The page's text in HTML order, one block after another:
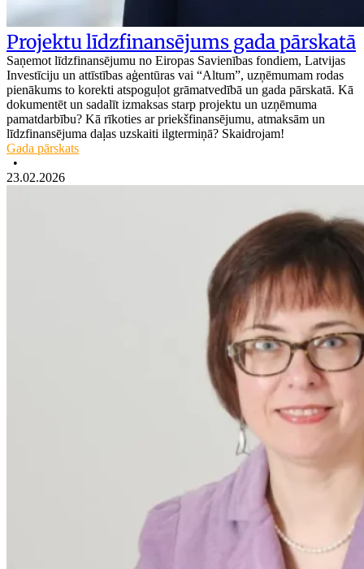
Projektu līdzfinansējums gada pārskatā
Saņemot līdzfinansējumu no Eiropas Savienības fondiem, Latvijas
Investīciju un attīstības aģentūras vai “Altum”, uzņēmumam rodas
pienākums to korekti atspoguļot grāmatvedībā un gada pārskatā. Kā
dokumentēt un sadalīt izmaksas starp projektu un uzņēmuma
pamatdarbību? Kā rīkoties ar priekšfinansējumu, atmaksām un
līdzfinansējuma daļas uzskaiti ilgtermiņā? Skaidrojam!
Gada pārskats
•
23.02.2026